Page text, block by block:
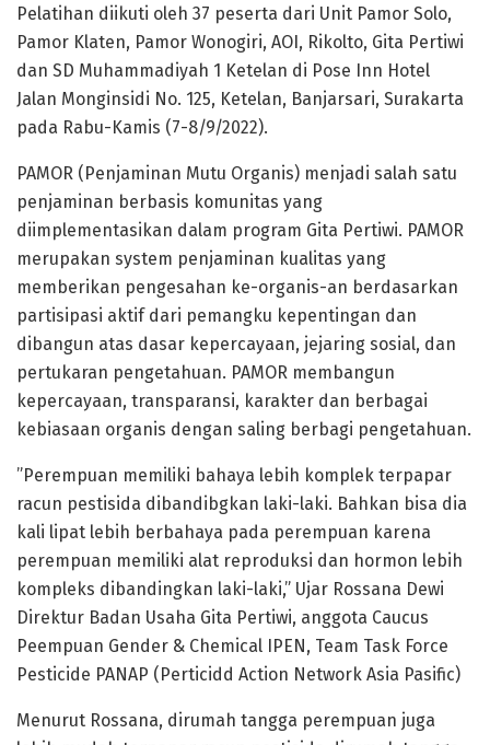
Pelatihan diikuti oleh 37 peserta dari Unit Pamor Solo,
Pamor Klaten, Pamor Wonogiri, AOI, Rikolto, Gita Pertiwi
dan SD Muhammadiyah 1 Ketelan di Pose Inn Hotel
Jalan Monginsidi No. 125, Ketelan, Banjarsari, Surakarta
pada Rabu-Kamis (7-8/9/2022).
PAMOR (Penjaminan Mutu Organis) menjadi salah satu
penjaminan berbasis komunitas yang
diimplementasikan dalam program Gita Pertiwi. PAMOR
merupakan system penjaminan kualitas yang
memberikan pengesahan ke-organis-an berdasarkan
partisipasi aktif dari pemangku kepentingan dan
dibangun atas dasar kepercayaan, jejaring sosial, dan
pertukaran pengetahuan. PAMOR membangun
kepercayaan, transparansi, karakter dan berbagai
kebiasaan organis dengan saling berbagi pengetahuan.
”Perempuan memiliki bahaya lebih komplek terpapar
racun pestisida dibandibgkan laki-laki. Bahkan bisa dia
kali lipat lebih berbahaya pada perempuan karena
perempuan memiliki alat reproduksi dan hormon lebih
kompleks dibandingkan laki-laki,” Ujar Rossana Dewi
Direktur Badan Usaha Gita Pertiwi, anggota Caucus
Peempuan Gender & Chemical IPEN, Team Task Force
Pesticide PANAP (Perticidd Action Network Asia Pasific)
Menurut Rossana, dirumah tangga perempuan juga